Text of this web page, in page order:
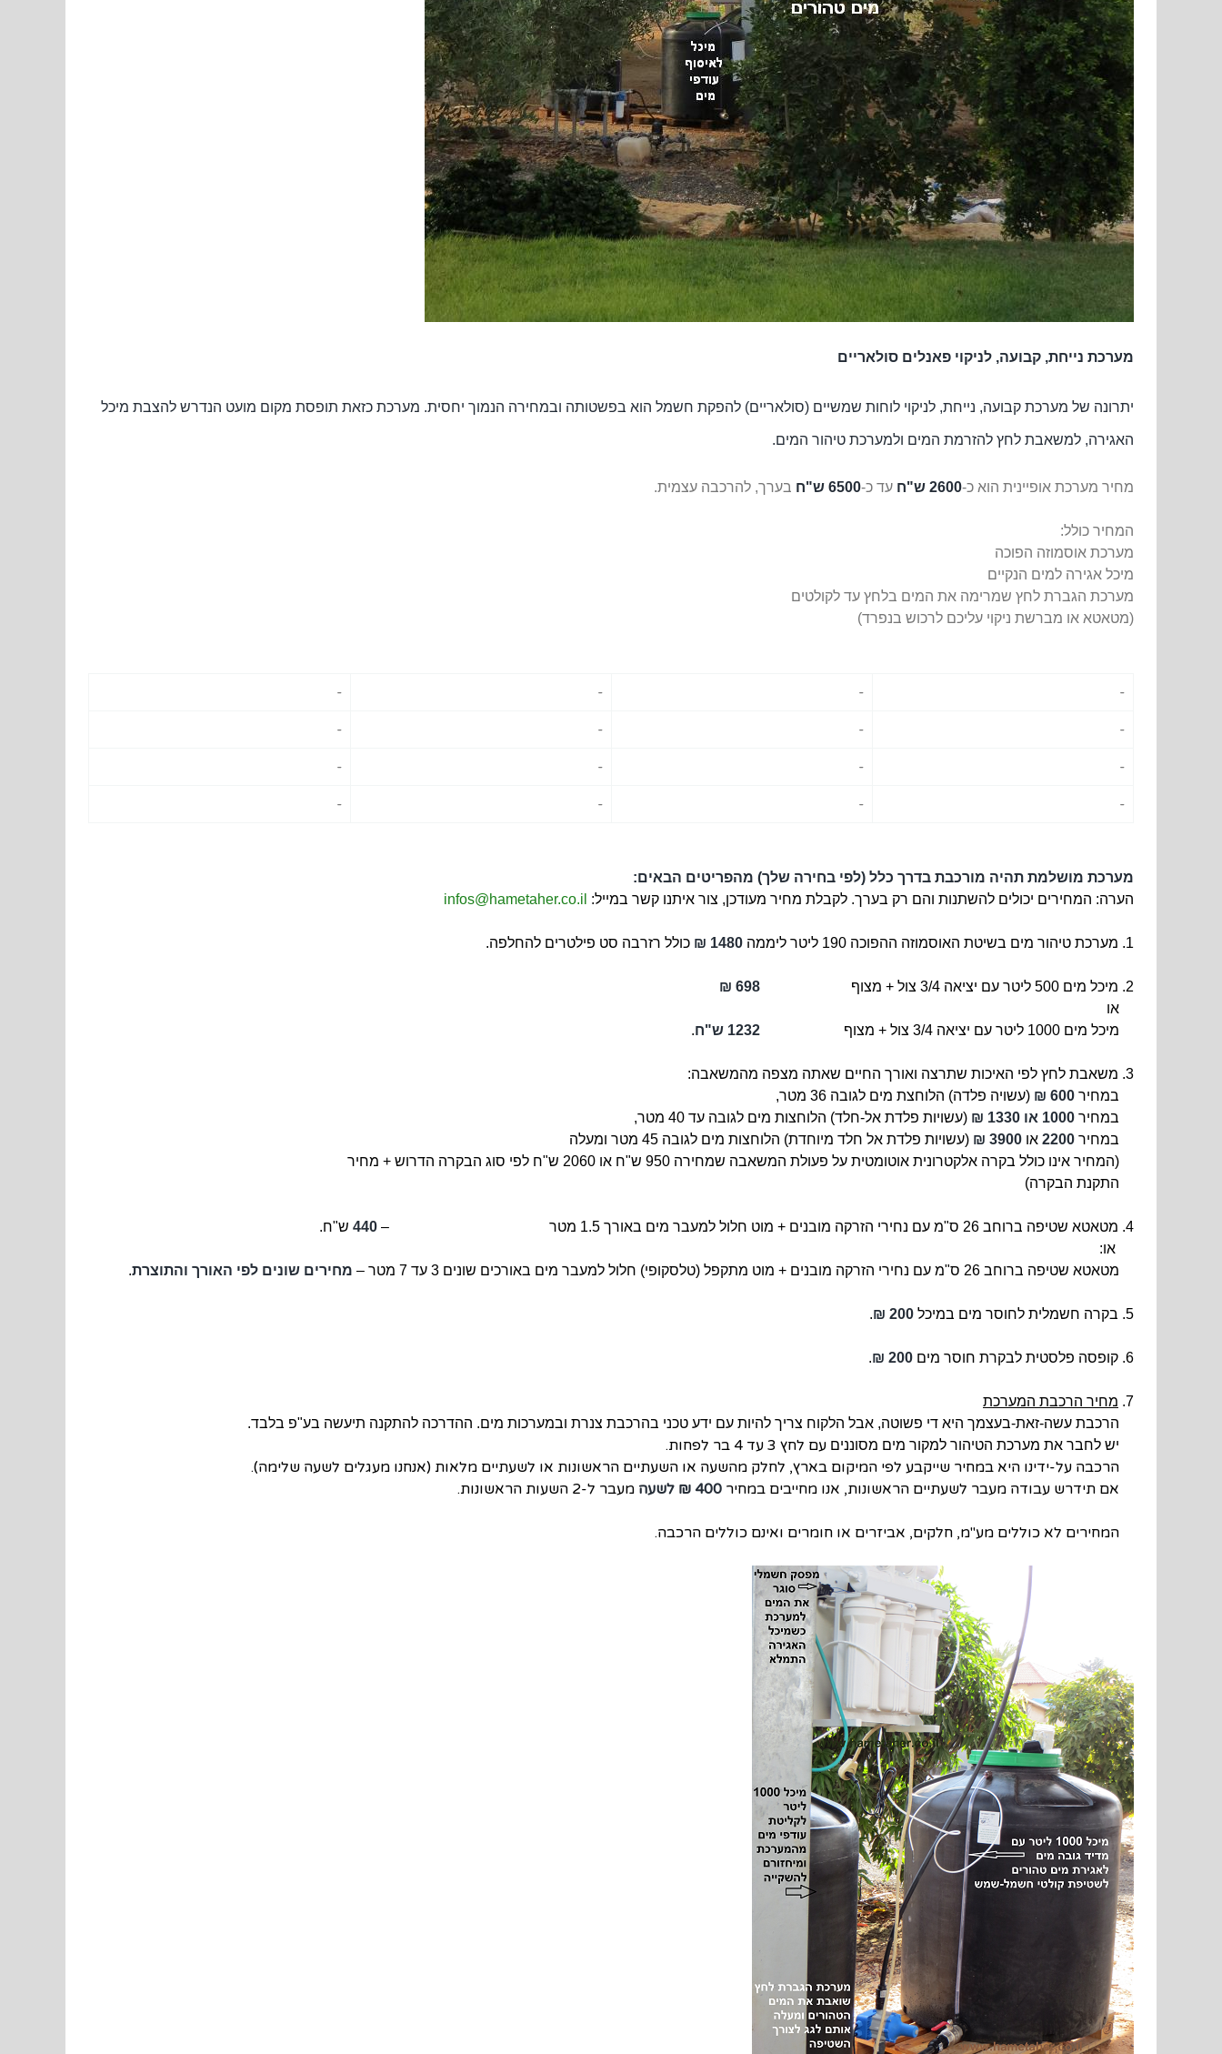
מערכת נייחת, קבועה, לניקוי פאנלים סולאריים
יתרונה של מערכת קבועה, נייחת, לניקוי לוחות שמשיים (סולאריים) להפקת חשמל הוא בפשטותה ובמחירה הנמוך יחסית. מערכת כזאת תופסת מקום מועט הנדרש להצבת מיכל
האגירה, למשאבת לחץ להזרמת המים ולמערכת טיהור המים.
מחיר מערכת אופיינית הוא כ-2600 ש"ח עד כ-6500 ש"ח בערך, להרכבה עצמית.
המחיר כולל:
מערכת אוסמוזה הפוכה
מיכל אגירה למים הנקיים
מערכת הגברת לחץ שמרימה את המים בלחץ עד לקולטים
(מטאטא או מברשת ניקוי עליכם לרכוש בנפרד)
-
-
-
-
-
-
-
-
-
-
-
-
-
-
-
-
מערכת מושלמת תהיה מורכבת בדרך כלל (לפי בחירה שלך) מהפריטים הבאים:
הערה: המחירים יכולים להשתנות והם רק בערך. לקבלת מחיר מעודכן, צור איתנו קשר במייל: infos@hametaher.co.il
1. מערכת טיהור מים בשיטת האוסמוזה ההפוכה 190 ליטר ליממה 1480 ₪ כולל רזרבה סט פילטרים להחלפה.
2. מיכל מים 500 ליטר עם יציאה 3/4 צול + מצוף
698 ₪
או
מיכל מים 1000 ליטר עם יציאה 3/4 צול + מצוף
1232 ש"ח .
3. משאבת לחץ לפי האיכות שתרצה ואורך החיים שאתה מצפה מהמשאבה:
במחיר 600 ₪
(עשויה פלדה) הלוחצת מים לגובה 36 מטר,
במחיר
(עשויות פלדת אל-חלד) הלוחצות מים לגובה עד 40 מטר,
במחיר 2200 או 3900 ₪
(עשויות פלדת אל חלד מיוחדת) הלוחצות מים לגובה 45 מטר ומעלה
(המחיר אינו כולל בקרה אלקטרונית אוטומטית על פעולת המשאבה שמחירה 950 ש"ח או 2060 ש"ח לפי סוג הבקרה הדרוש + מחיר
התקנת הבקרה)
4. מטאטא שטיפה ברוחב 26 ס"מ עם נחירי הזרקה מובנים + מוט חלול למעבר מים באורך 1.5 מטר – 440 ש"ח.
או:
מטאטא שטיפה ברוחב 26 ס"מ עם נחירי הזרקה מובנים + מוט מתקפל (טלסקופי) חלול למעבר מים באורכים שונים 3 עד 7 מטר –
מחירים שונים לפי האורך והתוצרת.
5. בקרה חשמלית לחוסר מים במיכל 200 ₪
.
6. קופסה פלסטית לבקרת חוסר מים 200 ₪
.
7. מחיר הרכבת המערכת
הרכבת עשה-זאת-בעצמך היא די פשוטה, אבל הלקוח צריך להיות עם ידע טכני בהרכבת צנרת ובמערכות מים. ההדרכה להתקנה תיעשה בע"פ בלבד.
יש לחבר את מערכת הטיהור למקור מים מסוננים עם לחץ 3 עד 4 בר לפחות.
הרכבה על-ידינו היא במחיר שייקבע לפי המיקום בארץ, לחלק מהשעה או השעתיים הראשונות או לשעתיים מלאות (אנחנו מעגלים לשעה שלימה).
אם תידרש עבודה מעבר לשעתיים הראשונות, אנו מחייבים במחיר 400 ₪ לשעה מעבר ל-2 השעות הראשונות.
המחירים לא כוללים מע"מ, חלקים, אביזרים או חומרים ואינם כוללים הרכבה.